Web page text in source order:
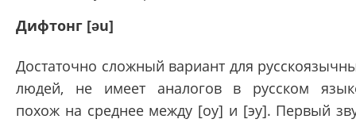
Дифтонг [əu]
Достаточно сложный вариант для
людей, не имеет аналогов в русском
похож на среднее между [оу] и [эу]. Первый